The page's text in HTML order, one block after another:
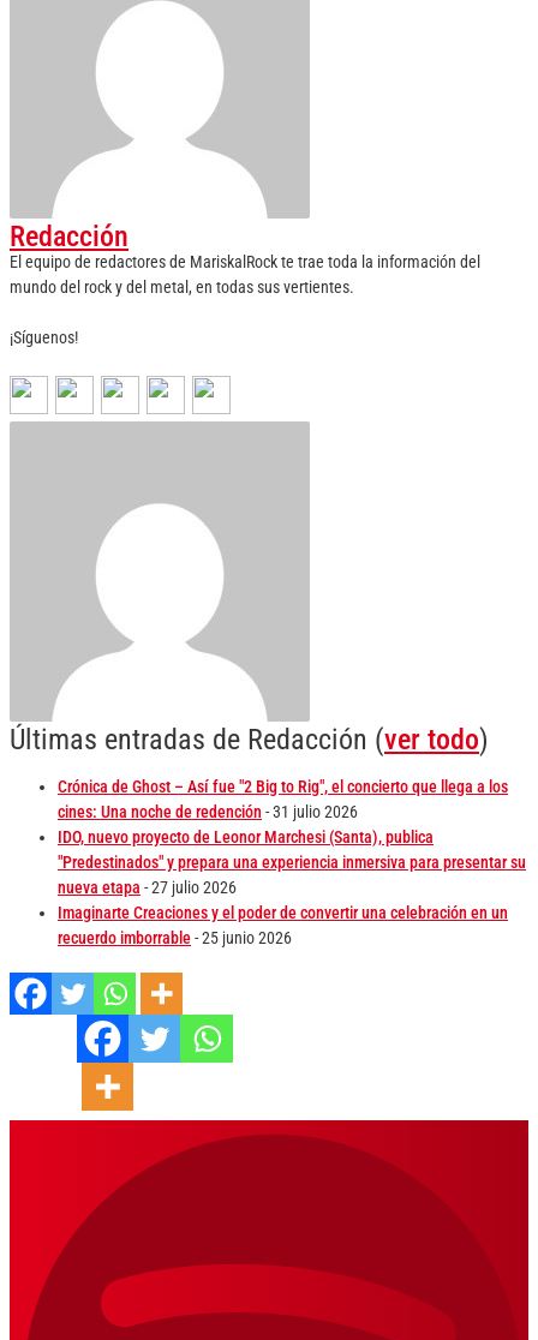
Redacción
El equipo de redactores de MariskalRock te trae toda la información del
mundo del rock y del metal, en todas sus vertientes.
¡Síguenos!
Últimas entradas de Redacción (ver todo)
Crónica de Ghost – Así fue "2 Big to Rig", el concierto que llega a los
cines: Una noche de redención - 31 julio 2026
IDO, nuevo proyecto de Leonor Marchesi (Santa), publica
"Predestinados" y prepara una experiencia inmersiva para presentar su
nueva etapa - 27 julio 2026
Imaginarte Creaciones y el poder de convertir una celebración en un
recuerdo imborrable- 25 junio 2026